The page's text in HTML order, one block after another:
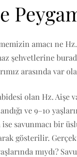
amacı ne
şehvetlerine
arasında var
olan Hz. Aişe
ve 9–10
savunmacı bir
gösterilir.
mıydı?